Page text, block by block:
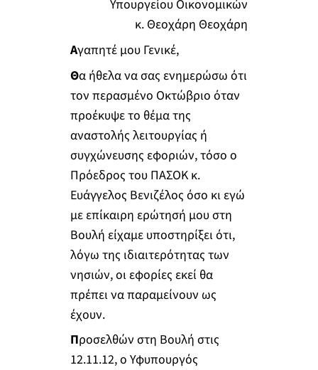
Υπουργείου Οικονομικών
κ. Θεοχάρη Θεοχάρη
Αγαπητέ μου Γενικέ,
Θα ήθελα να σας ενημερώσω ότι
τον περασμένο Οκτώβριο όταν
προέκυψε το θέμα της
αναστολής λειτουργίας ή
συγχώνευσης εφοριών, τόσο ο
Πρόεδρος του ΠΑΣΟΚ κ.
Ευάγγελος Βενιζέλος όσο κι εγώ
με επίκαιρη ερώτησή μου στη
Βουλή είχαμε υποστηρίξει ότι,
λόγω της ιδιαιτερότητας των
νησιών, οι εφορίες εκεί θα
πρέπει να παραμείνουν ως
έχουν.
Προσελθών στη Βουλή στις
12.11.12, ο Υφυπουργός